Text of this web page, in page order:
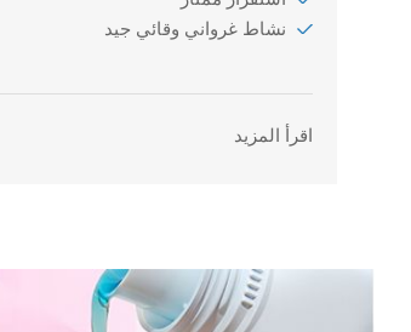
نشاط غرواني وقائي جيد
اقرأ المزيد